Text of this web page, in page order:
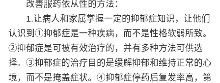
改善服药依从性的方法：
1.让病人和家属掌握一定的抑郁症知识，让他们
认识到①抑郁症是一种疾病，而不是性格软弱所致。
②抑郁症是可被有效治疗的，并有多种方法可供选
择。③抑郁症的治疗目的是缓解抑郁和维持正常的心
境，而不是掩盖症状。④抑郁症停药后复发率高，第